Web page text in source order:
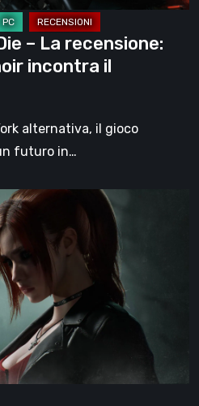
– La recensione:
incontra il
alternativa, il gioco
futuro in…